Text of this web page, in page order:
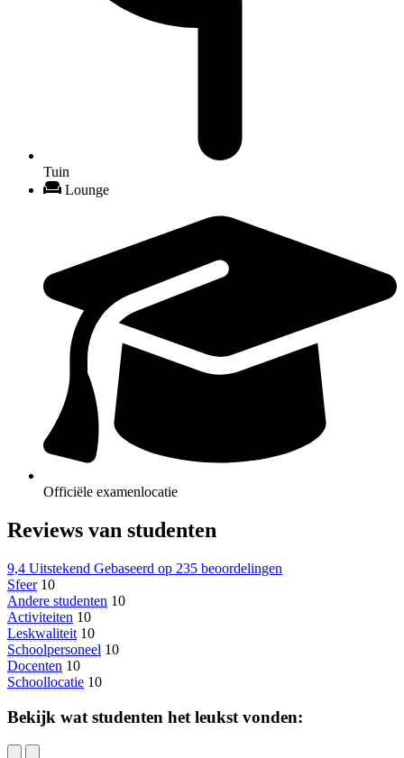
Tuin
Lounge
Officiële examenlocatie
Reviews van studenten
9,4 Uitstekend Gebaseerd op 235 beoordelingen
Sfeer 10
Andere studenten 10
Activiteiten 10
Leskwaliteit 10
Schoolpersoneel 10
Docenten 10
Schoollocatie 10
Bekijk wat studenten het leukst vonden: